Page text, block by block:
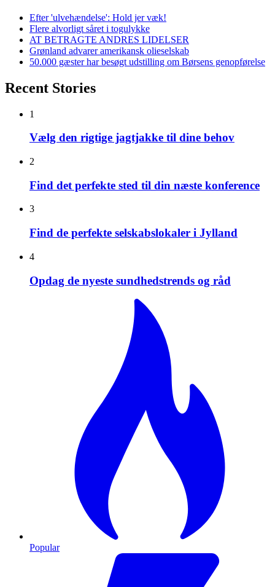
Efter 'ulvehændelse': Hold jer væk!
Flere alvorligt såret i togulykke
AT BETRAGTE ANDRES LIDELSER
Grønland advarer amerikansk olieselskab
50.000 gæster har besøgt udstilling om Børsens genopførelse
Recent Stories
1
Vælg den rigtige jagtjakke til dine behov
2
Find det perfekte sted til din næste konference
3
Find de perfekte selskabslokaler i Jylland
4
Opdag de nyeste sundhedstrends og råd
Popular